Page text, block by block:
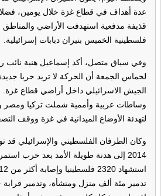
عدة أهداف في قطاع غزة خلال يومين،
قذيفة مدفعية استهدفت الأراضي والمناطق
فلسطينية الخميس بنيران دبابات إسرائيلية.
وفي سياق متصل، أكد إسماعيل هنية نائب
لحماس الجمعة أن الحركة لا تريد حربا
الجيش الاسرائيلي داخل أراضي قطاع
وساطات عربية وأممية شملت تركيا ومصر
لتهدئة الأوضاع الميدانية في غزة ووقف
تدمير مئة ألف منزل ومنشأة، وتدمير